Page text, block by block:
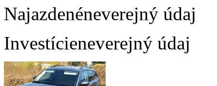
Najazdenéneverejný údaj
Investícieneverejný údaj